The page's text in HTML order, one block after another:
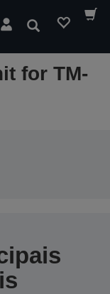
Pesquisar
for TM-